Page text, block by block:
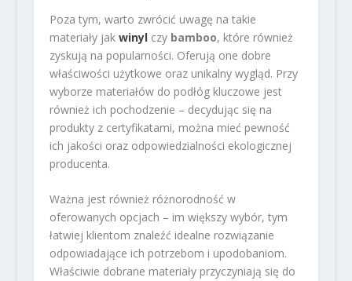
Poza tym, warto zwrócić uwagę na takie
materiały jak winylczy bamboo, które również
zyskują na popularności. Oferują one dobre
właściwości użytkowe oraz unikalny wygląd. Przy
wyborze materiałów do podłóg kluczowe jest
również ich pochodzenie – decydując się na
produkty z certyfikatami, można mieć pewność
ich jakości oraz odpowiedzialności ekologicznej
producenta.
Ważna jest również różnorodność w
oferowanych opcjach – im większy wybór, tym
łatwiej klientom znaleźć idealne rozwiązanie
odpowiadające ich potrzebom i upodobaniom.
Właściwie dobrane materiały przyczyniają się do